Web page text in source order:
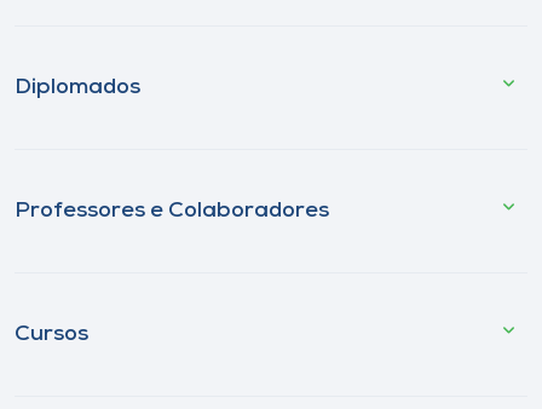
Diplomados
Professores e Colaboradores
Cursos